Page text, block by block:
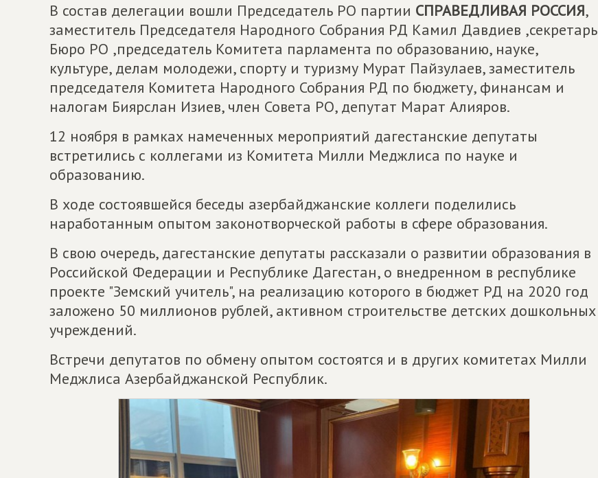
В состав делегации вошли Председатель РО партии СПРАВЕДЛИВАЯ РОССИЯ,
заместитель Председателя Народного Собрания РД Камил Давдиев ,секретарь
Бюро РО ,председатель Комитета парламента по образованию, науке,
культуре, делам молодежи, спорту и туризму Мурат Пайзулаев, заместитель
председателя Комитета Народного Собрания РД по бюджету, финансам и
налогам Биярслан Изиев, член Совета РО, депутат Марат Алияров.
12 ноября в рамках намеченных мероприятий дагестанские депутаты
встретились с коллегами из Комитета Милли Меджлиса по науке и
образованию.
В ходе состоявшейся беседы азербайджанские коллеги поделились
наработанным опытом законотворческой работы в сфере образования.
В свою очередь, дагестанские депутаты рассказали о развитии образования в
Российской Федерации и Республике Дагестан, о внедренном в республике
проекте "Земский учитель", на реализацию которого в бюджет РД на 2020 год
заложено 50 миллионов рублей, активном строительстве детских дошкольных
учреждений.
Встречи депутатов по обмену опытом состоятся и в других комитетах Милли
Меджлиса Азербайджанской Республик.